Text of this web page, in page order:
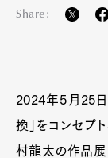
Share:
2024年5月25日
換」をコンセプ
村龍太の作品展